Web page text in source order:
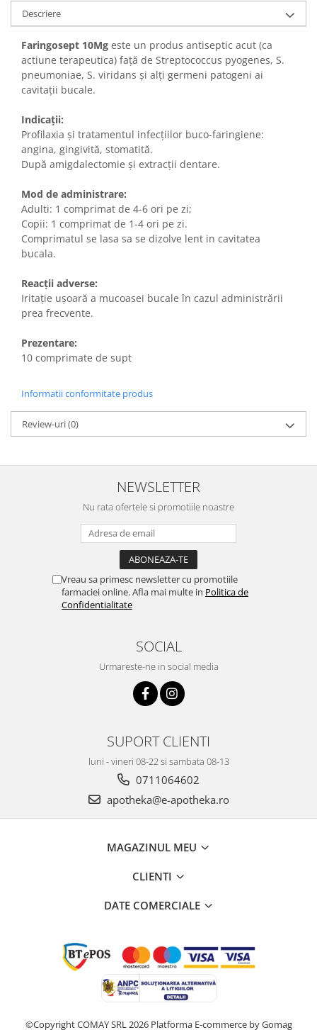
Descriere
Faringosept 10Mg este un produs antiseptic acut (ca
actiune terapeutica) față de Streptococcus pyogenes, S.
pneumoniae, S. viridans și alți germeni patogeni ai
cavitații bucale.
Indicații:
Profilaxia și tratamentul infecțiilor buco-faringiene:
angina, gingivită, stomatită.
După amigdalectomie și extracții dentare.
Mod de administrare:
Adulti: 1 comprimat de 4-6 ori pe zi;
Copii: 1 comprimat de 1-4 ori pe zi.
Comprimatul se lasa sa se dizolve lent in cavitatea
bucala.
Reacții adverse:
Iritație ușoară a mucoasei bucale în cazul administrării
prea frecvente.
Prezentare:
10 comprimate de supt
Informatii conformitate produs
Review-uri(0)
NEWSLETTER
Nu rata ofertele si promotiile noastre
Vreau sa primesc newsletter cu promotiile
farmaciei online. Afla mai multe in Politica de
Confidentialitate
SOCIAL
Urmareste-ne in social media
SUPORT CLIENTI
luni - vineri 08-22 si sambata 08-13
0711064602
apotheka@e-apotheka.ro
MAGAZINUL MEU
CLIENTI
DATE COMERCIALE
©Copyright COMAY SRL 2026 Platforma E-commerce by Gomag